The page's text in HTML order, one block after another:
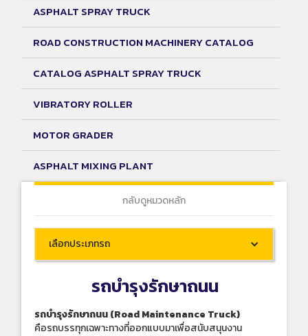
ASPHALT SPRAY TRUCK
ROAD CONSTRUCTION MACHINERY CATALOG
CATALOG ASPHALT SPRAY TRUCK
VIBRATORY ROLLER
MOTOR GRADER
ASPHALT MIXING PLANT
กลับดูหมวดหลัก
เลือกประเภทรถ
รถบำรุงรักษาถนน
รถบำรุงรักษาถนน (Road Maintenance Truck)
คือรถบรรทุกเฉพาะทางที่ออกแบบมาเพื่อสนับสนุนงาน